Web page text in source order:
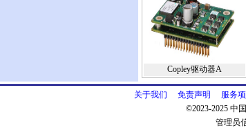
Copley驱动器A
关于我们 免责声明 服务
©2023-2025 中
管理员